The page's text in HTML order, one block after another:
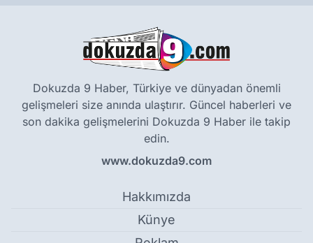
Dokuzda 9 Haber, Türkiye ve dünyadan önemli
gelişmeleri size anında ulaştırır. Güncel haberleri ve
son dakika gelişmelerini Dokuzda 9 Haber ile takip
edin.
www.dokuzda9.com
Hakkımızda
Künye